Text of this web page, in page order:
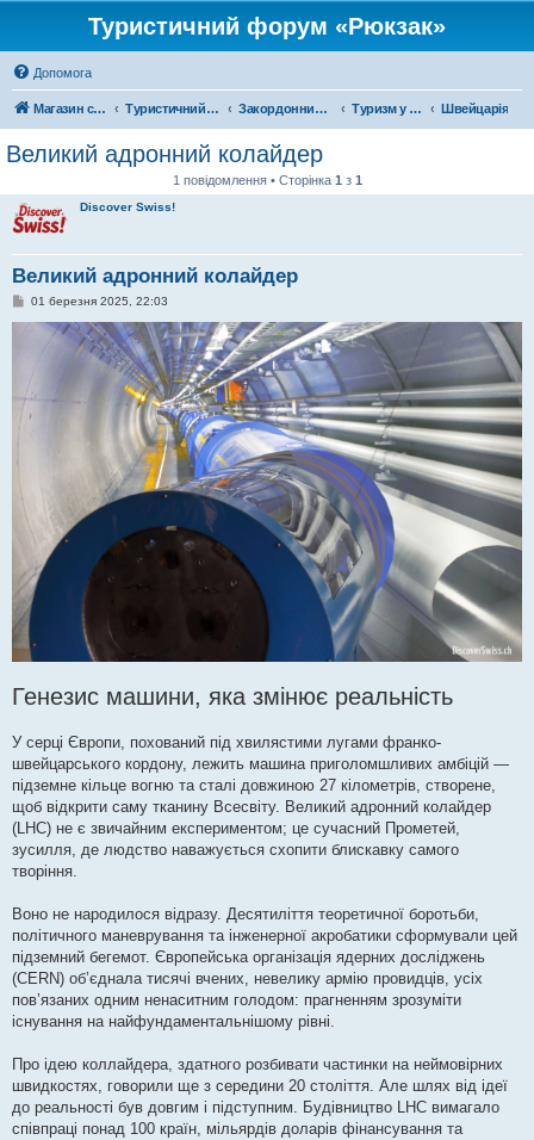
Туристичний форум «Рюкзак»
Допомога
Магазин спорядження Туристичний форум «Рюкзак» Закордонний туризм Туризм у Європі Швейцарія
Великий адронний колайдер
1 повідомлення • Сторінка 1 з 1
Discover Swiss!
Великий адронний колайдер
П
л
е
01 березня 2025, 22:03
Генезис машини, яка змінює реальність
У серці Європи, похований під хвилястими лугами франко-
швейцарського кордону, лежить машина приголомшливих амбіцій —
підземне кільце вогню та сталі довжиною 27 кілометрів, створене,
щоб відкрити саму тканину Всесвіту. Великий адронний колайдер
(LHC) не є звичайним експериментом; це сучасний Прометей,
зусилля, де людство наважується схопити блискавку самого
творіння.
Воно не народилося відразу. Десятиліття теоретичної боротьби,
політичного маневрування та інженерної акробатики сформували цей
підземний бегемот. Європейська організація ядерних досліджень
(CERN) об’єднала тисячі вчених, невелику армію провидців, усіх
пов’язаних одним ненаситним голодом: прагненням зрозуміти
існування на найфундаментальнішому рівні.
Про ідею коллайдера, здатного розбивати частинки на неймовірних
швидкостях, говорили ще з середини 20 століття. Але шлях від ідеї
до реальності був довгим і підступним. Будівництво LHC вимагало
співпраці понад 100 країн, мільярдів доларів фінансування та